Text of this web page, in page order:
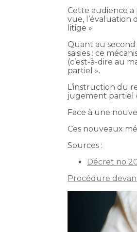
Cette audience
vue, l’évaluation
litige ».
Quant au
saisies : ce
(c’est-à-dire au
partiel ».
L’instruction du
jugement partiel
Face à une
Ces nouveaux
Sources :
Décret no
Procédure